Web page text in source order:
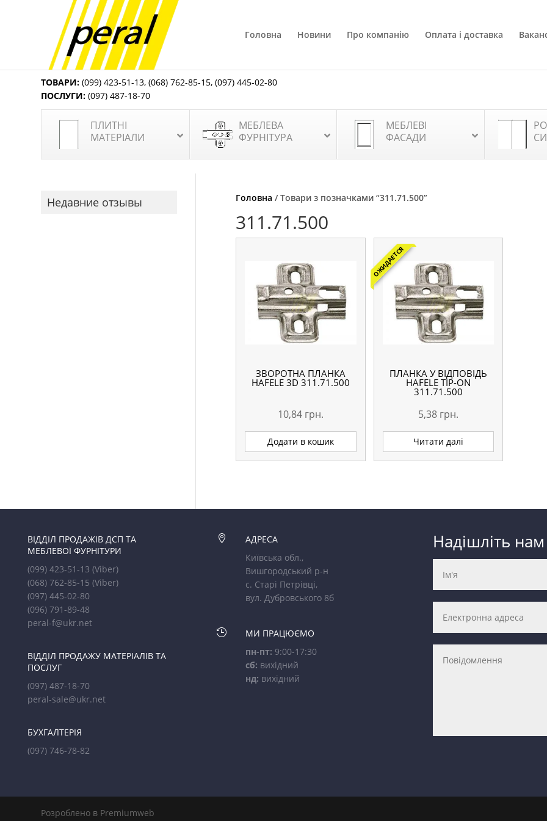
Головна Новини Про компанію Оплата і доставка
ТОВАРИ: (099) 423-51-13,(068) 762-85-15,(097) 445-02-80
ПОСЛУГИ: (097) 487-18-70
ПЛИТНІ
МАТЕРІАЛИ
МЕБЛЕВА
ФУРНІТУРА
МЕБЛЕВІ
ФАСАДИ
Головна / Товари з позначками “311.71.500”
311.71.500
ЗВОРОТНА ПЛАНКА
HAFELE 3D 311.71.500
10,84 грн.
Додати в кошик
ОЖИДАЕТСЯ
ПЛАНКА У ВІДПОВІДЬ
HAFELE TIP-ON
311.71.500
5,38 грн.
Читати далі
Недавние отзывы
ВІДДІЛ ПРОДАЖІВ ДСП ТА
МЕБЛЕВОЇ ФУРНІТУРИ
(099) 423-51-13(Viber)
(068) 762-85-15(Viber)
(097) 445-02-80
(096) 791-89-48
peral-f@ukr.net
ВІДДІЛ ПРОДАЖУ МАТЕРІАЛІВ ТА
ПОСЛУГ
(097) 487-18-70
peral-sale@ukr.net
БУХГАЛТЕРІЯ
(097) 746-78-82

АДРЕСА
Київська обл.,
Вишгородський р-н
с. Старі Петрівці,
вул. Дубровського 8б

МИ ПРАЦЮЄМО
пн-пт: 9:00-17:30
сб: вихідний
нд: вихідний
Надішліть
Розроблено в Premiumweb